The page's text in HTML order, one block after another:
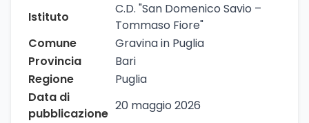
Istituto
C.D. "San Domenico Savio –
Tommaso Fiore"
Comune
Gravina in Puglia
Provincia
Bari
Regione
Puglia
Data di
pubblicazione
20 maggio 2026